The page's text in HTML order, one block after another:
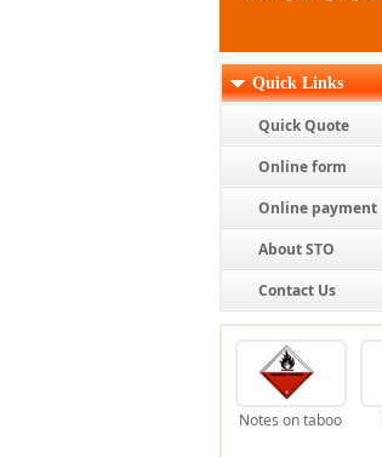
Quick Links
Quick Quote
Online form
Online payment
About STO
Contact Us
Notes on taboo